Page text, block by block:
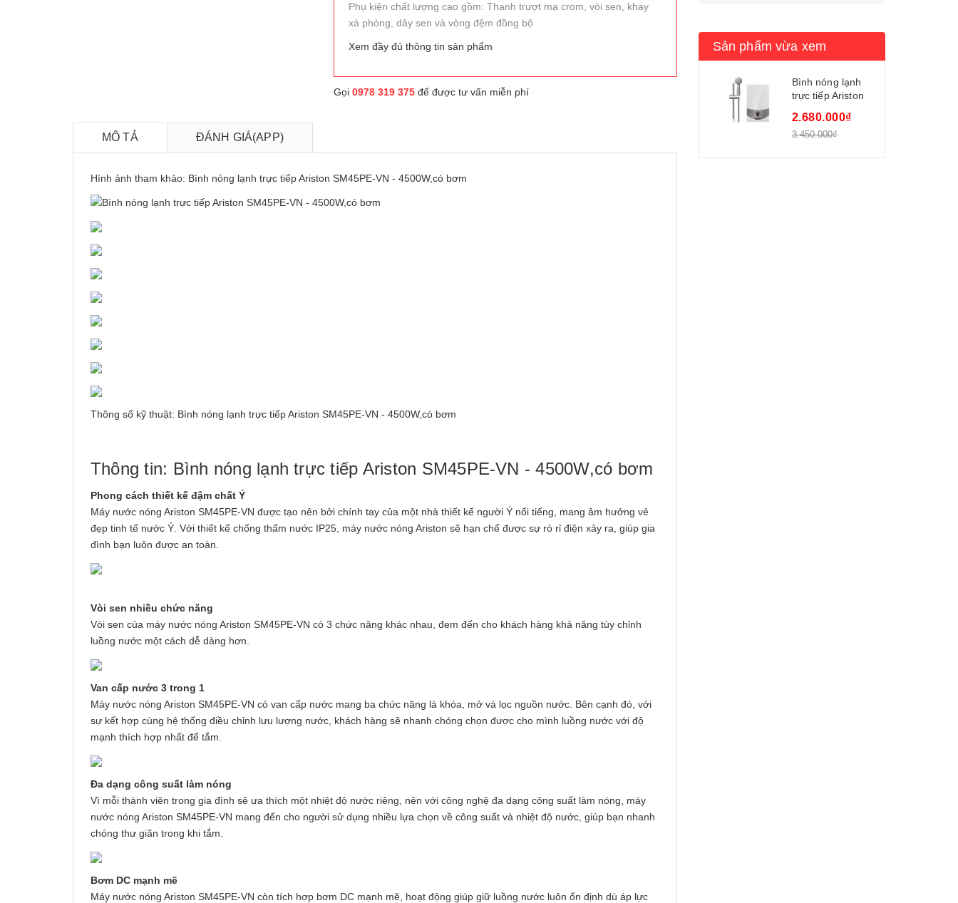
Phụ kiện chất lượng cao gồm: Thanh trượt mạ crom, vòi sen, khay
xà phòng, dây sen và vòng đệm đồng bộ
Xem đầy đủ thông tin sản phẩm
Gọi 0978 319 375để được tư vấn miễn phí
MÔ TẢ ĐÁNH GIÁ(APP)
Hình ảnh tham khảo: Bình nóng lạnh trực tiếp Ariston SM45PE-VN - 4500W,có bơm
Thông số kỹ thuật: Bình nóng lạnh trực tiếp Ariston SM45PE-VN - 4500W,có bơm
Thông tin: Bình nóng lạnh trực tiếp Ariston SM45PE-VN - 4500W,có bơm
Phong cách thiết kế đậm chất Ý
Máy nước nóng Ariston SM45PE-VN được tạo nên bởi chính tay của một nhà thiết kế người Ý nổi tiếng, mang âm hưởng vẻ
đẹp tinh tế nước Ý. Với thiết kế chống thấm nước IP25, máy nước nóng Ariston sẽ hạn chế được sự rò rỉ điện xảy ra, giúp gia
đình bạn luôn được an toàn.
Vòi sen nhiều chức năng
Vòi sen của máy nước nóng Ariston SM45PE-VN có 3 chức năng khác nhau, đem đến cho khách hàng khả năng tùy chỉnh
luồng nước một cách dễ dàng hơn.
Van cấp nước 3 trong 1
Máy nước nóng Ariston SM45PE-VN có van cấp nước mang ba chức năng là khóa, mở và lọc nguồn nước. Bên cạnh đó, với
sự kết hợp cùng hệ thống điều chỉnh lưu lượng nước, khách hàng sẽ nhanh chóng chọn được cho mình luồng nước với độ
mạnh thích hợp nhất để tắm.
Đa dạng công suất làm nóng
Vì mỗi thành viên trong gia đình sẽ ưa thích một nhiệt độ nước riêng, nên với công nghệ đa dạng công suất làm nóng, máy
nước nóng Ariston SM45PE-VN mang đến cho người sử dụng nhiều lựa chọn về công suất và nhiệt độ nước, giúp bạn nhanh
chóng thư giãn trong khi tắm.
Bơm DC mạnh mẽ
Máy nước nóng Ariston SM45PE-VN còn tích hợp bơm DC mạnh mẽ, hoạt động giúp giữ luồng nước luôn ổn định dù áp lực
Sản phẩm vừa xem
Bình nóng lạnh
trực tiếp Ariston
4500W,có bơm
2.680.000₫
3.450.000₫